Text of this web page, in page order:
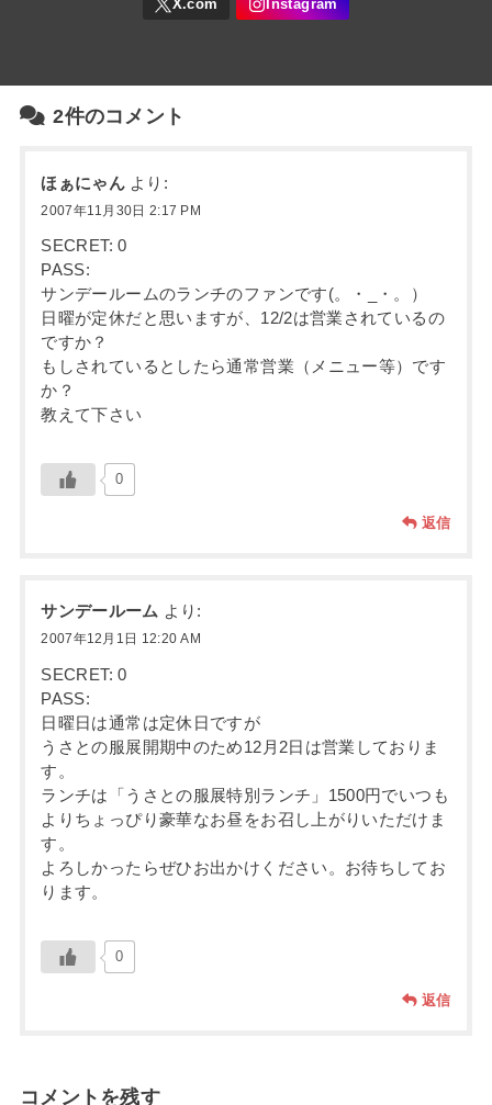
2件のコメント
ほぁにゃん より:
2007年11月30日 2:17 PM
SECRET: 0
PASS:
サンデールームのランチのファンです(。・_・。）
日曜が定休だと思いますが、12/2は営業されているの
ですか？
もしされているとしたら通常営業（メニュー等）です
か？
教えて下さい
0
返信
サンデールーム より:
2007年12月1日 12:20 AM
SECRET: 0
PASS:
日曜日は通常は定休日ですが
うさとの服展開期中のため12月2日は営業しておりま
す。
ランチは「うさとの服展特別ランチ」1500円でいつも
よりちょっぴり豪華なお昼をお召し上がりいただけま
す。
よろしかったらぜひお出かけください。お待ちしてお
ります。
0
返信
コメントを残す